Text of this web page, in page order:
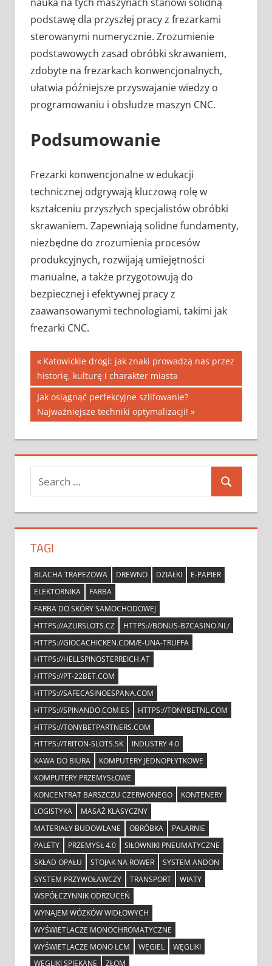
podstawę dla przyszłej pracy z frezarkami
sterowanymi numerycznie. Zrozumienie
podstawowych zasad obróbki skrawaniem,
zdobyte na frezarkach konwencjonalnych,
ułatwia późniejsze przyswajanie wiedzy o
programowaniu i obsłudze maszyn CNC.
Podsumowanie
Frezarki konwencjonalne w edukacji
technicznej odgrywają kluczową rolę w
kształceniu przyszłych specjalistów obróbki
skrawaniem. Zapewniają solidne fundamenty,
niezbędne do zrozumienia procesów
produkcyjnych, rozwijają umiejętności
manualne, a także przygotowują do
bezpiecznej i efektywnej pracy z
zaawansowanymi technologiami, takimi jak
frezarki CNC.
Nawigacja
wpisu
Previous
Post:
Katowickie drogi: jak znaki prowadzą nas przez
historię, kulturę i charakter miasta
Next
Post:
Jak osiągnąć perfekcyjne szlifowanie?
Najważniejsze techniki optymalizacji!
Search
for:
Search
TAGI
BLACHA TRAPEZOWA DREWNO DZIAŁKI
E-PAPIER
ELEKTORNIKA
FARBA
FARBA DO SKÓRY SAMOCHODOWEJ
HTTPS://AZURSLOTS.CZ
HTTPS://BONUS-B7CASINO.NL/
HTTPS://GIOCACHICKEN.COM/E-UNA-TRUFFA
HTTPS://HELLSPINOSTERREICH.AT
HTTPS://PT-22BET.COM
HTTPS://SAFECASINOESPANA.COM
HTTPS://SPINANDO.COM.ES
HTTPS://TONYBETNL.COM
HTTPS://TONYBETPARTNERS.COM
HTTPS://TRITON-SLOTS.SK
INDUSTRY 4.0
KAWA DO BIURA
KOMPUTERY JEDNOPŁYTKOWE
KOMPUTERY PRZEMYSŁOWE
KONCENTRAT BARSZCZU CZERWONEGO
KONTENERY
LOGISTYKA
MASAŻ KLASYCZNY
MATERIAŁY BUDOWLANE
OBRÓBKA
PALARNIE
PALETY
PRZEMYSŁ 4.0
SIŁOWNIKI PNEUMATYCZNE
SKŁAD OPAŁU
STOJAK NA ROWER
SYSTEM ANDON
SYSTEM PRZYWOŁAWCZY
TRANSPORT
WIATY
WSPÓŁCZYNNIK ODRZUCEŃ
WYNAJEM WÓZKÓW WIDŁOWYCH
WYŚWIETLACZE MONOCHROMATYCZNE
WYŚWIETLACZE MONO LCM
WĘGIEL
WĘGLIKI
WĘGLIKI SPIEKANE
ZŁOM